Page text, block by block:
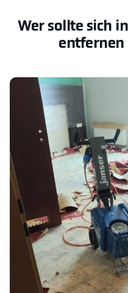
Wer sollte sich
entfernen